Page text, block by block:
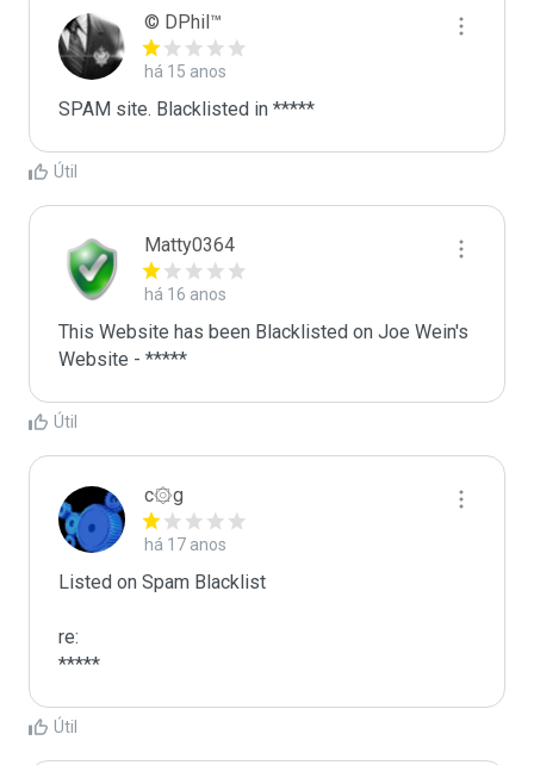
© DPhil™
há 15 anos
SPAM site. Blacklisted in *****
Útil
Matty0364
há 16 anos
This Website has been Blacklisted on Joe Wein's
Website - *****
Útil
c۞g
há 17 anos
Listed on Spam Blacklist
re:
*****
Útil